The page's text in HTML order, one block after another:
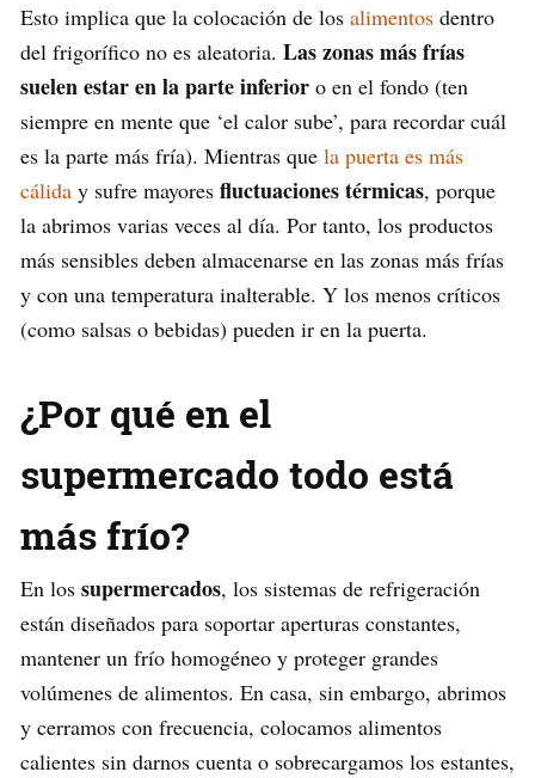
Esto implica que la colocación de los alimentos dentro
del frigorífico no es aleatoria. Las zonas más frías
suelen estar en la parte inferior o en el fondo (ten
siempre en mente que ‘el calor sube’, para recordar cuál
es la parte más fría). Mientras que la puerta es más
cálida y sufre mayores fluctuaciones térmicas, porque
la abrimos varias veces al día. Por tanto, los productos
más sensibles deben almacenarse en las zonas más frías
y con una temperatura inalterable. Y los menos críticos
(como salsas o bebidas) pueden ir en la puerta.
¿Por qué en el
supermercado todo está
más frío?
En los supermercados, los sistemas de refrigeración
están diseñados para soportar aperturas constantes,
mantener un frío homogéneo y proteger grandes
volúmenes de alimentos. En casa, sin embargo, abrimos
y cerramos con frecuencia, colocamos alimentos
calientes sin darnos cuenta o sobrecargamos los estantes,